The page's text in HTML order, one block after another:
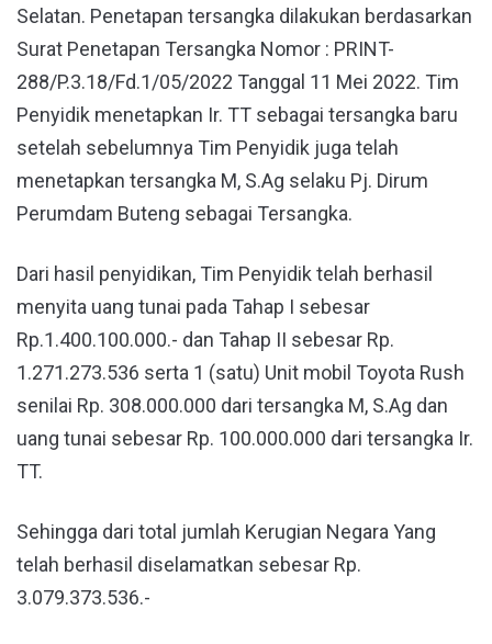
Selatan. Penetapan tersangka dilakukan berdasarkan
Surat Penetapan Tersangka Nomor : PRINT-
288/P.3.18/Fd.1/05/2022 Tanggal 11 Mei 2022. Tim
Penyidik menetapkan Ir. TT sebagai tersangka baru
setelah sebelumnya Tim Penyidik juga telah
menetapkan tersangka M, S.Ag selaku Pj. Dirum
Perumdam Buteng sebagai Tersangka.
Dari hasil penyidikan, Tim Penyidik telah berhasil
menyita uang tunai pada Tahap I sebesar
Rp.1.400.100.000.- dan Tahap II sebesar Rp.
1.271.273.536 serta 1 (satu) Unit mobil Toyota Rush
senilai Rp. 308.000.000 dari tersangka M, S.Ag dan
uang tunai sebesar Rp. 100.000.000 dari tersangka Ir.
TT.
Sehingga dari total jumlah Kerugian Negara Yang
telah berhasil diselamatkan sebesar Rp.
3.079.373.536.-